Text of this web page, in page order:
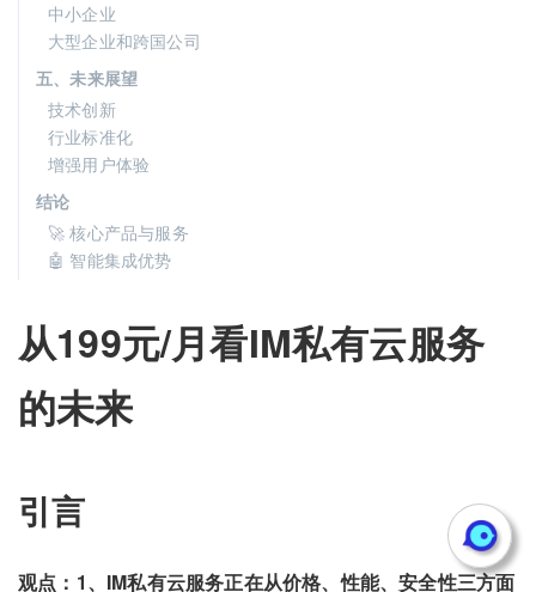
从199元/月看IM私有云服务
的未来
引言
观点：1、IM私有云服务正在从价格、性能、安全性三方面
中小企业
大型企业和跨国公司
五、未来展望
技术创新
行业标准化
增强用户体验
结论
🚀 核心产品与服务
🤖 智能集成优势